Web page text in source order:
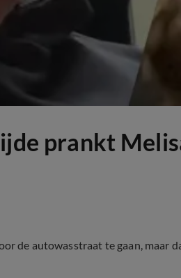
prankt
de autowasstraat te gaan, maar